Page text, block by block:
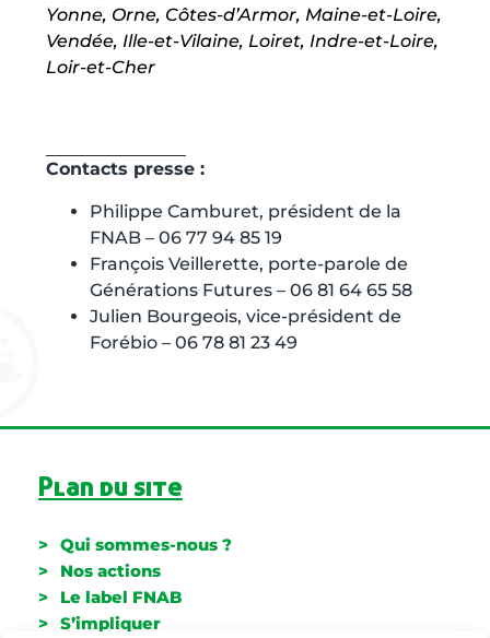
Yonne, Orne, Côtes-d’Armor, Maine-et-Loire,
Vendée, Ille-et-Vilaine, Loiret, Indre-et-Loire,
Loir-et-Cher
Contacts presse :
Philippe Camburet, président de la
FNAB – 06 77 94 85 19
François Veillerette, porte-parole de
Générations Futures – 06 81 64 65 58
Julien Bourgeois, vice-président de
Forébio – 06 78 81 23 49
Plan du site
Qui sommes-nous ?
Nos actions
Le label FNAB
S’impliquer